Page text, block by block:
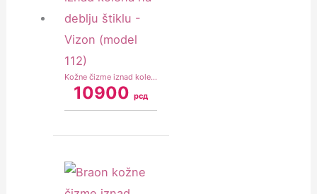
Kožne čizme iznad kolena na deblju štiklu – Vizon (model 112)
10900рсд